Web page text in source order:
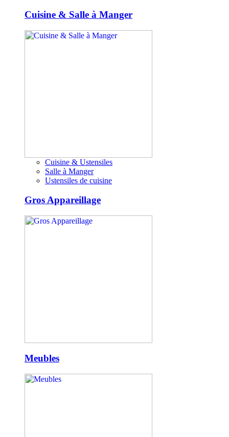
Cuisine & Salle à Manger
Cuisine & Ustensiles
Salle à Manger
Ustensiles de cuisine
Gros Appareillage
Meubles